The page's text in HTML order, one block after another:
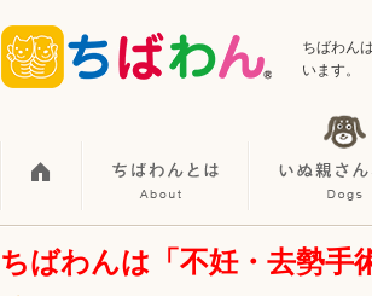
ちばわん
います。
ちばわんは「不妊・去勢手